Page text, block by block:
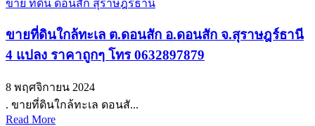
ขาย ที่ดิน ดอนสัก สุราษฎร์ธานี
ขายที่ดินใกล้ทะเล ต.ดอนสัก อ.ดอนสัก จ.สุราษฎร์ธานี
4 แปลง ราคาถูกๆ โทร 0632897879
8 พฤศจิกายน 2024
. ขายที่ดินใกล้ทะเล ดอนสั...
Read More